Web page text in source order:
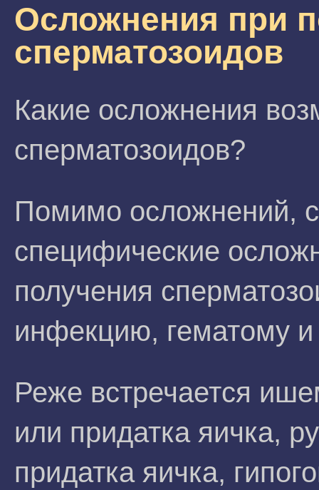
Осложнения при
сперматозоидов
Какие осложнения
сперматозоидов?
Помимо осложнений,
специфические
получения
инфекцию, гематому
Реже встречается
или придатка яичка,
придатка яичка,